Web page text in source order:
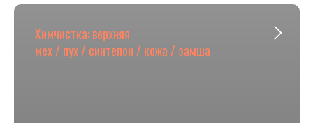
Химчистка: верхняя
мех / пух / синтепон / кожа / замша